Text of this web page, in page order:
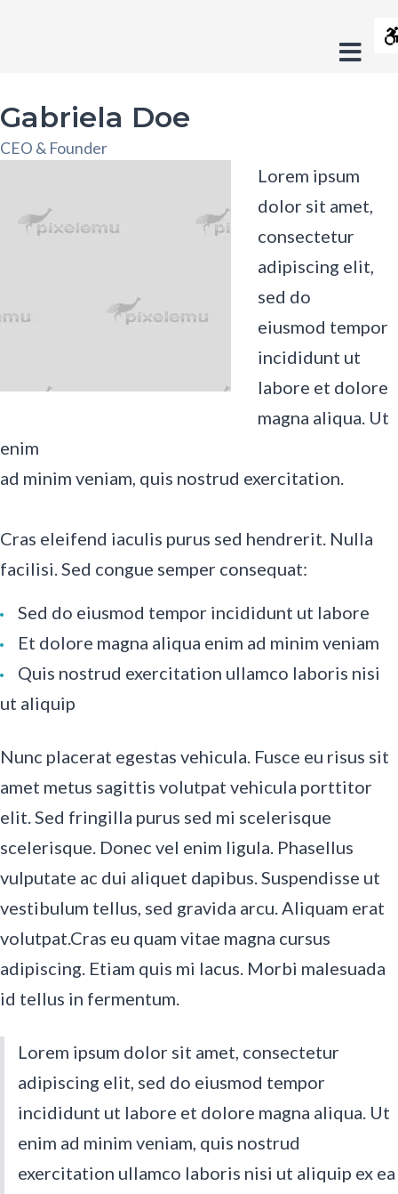
Fundacja
On
Font
Smaller
Font
Larger
Font
Readable
Font Font
Gabriela Doe
CEO & Founder
Lorem ipsum
dolor sit amet,
consectetur
adipiscing elit,
sed do
eiusmod tempor
incididunt ut
labore et dolore
magna aliqua. Ut
enim
ad minim veniam, quis nostrud exercitation.
Cras eleifend iaculis purus sed hendrerit. Nulla
facilisi. Sed congue semper consequat:
Sed do eiusmod tempor incididunt ut labore
Et dolore magna aliqua enim ad minim veniam
Quis nostrud exercitation ullamco laboris nisi
ut aliquip
Nunc placerat egestas vehicula. Fusce eu risus sit
amet metus sagittis volutpat vehicula porttitor
elit. Sed fringilla purus sed mi scelerisque
scelerisque. Donec vel enim ligula. Phasellus
vulputate ac dui aliquet dapibus. Suspendisse ut
vestibulum tellus, sed gravida arcu. Aliquam erat
volutpat.Cras eu quam vitae magna cursus
adipiscing. Etiam quis mi lacus. Morbi malesuada
id tellus in fermentum.
Lorem ipsum dolor sit amet, consectetur
adipiscing elit, sed do eiusmod tempor
incididunt ut labore et dolore magna aliqua. Ut
enim ad minim veniam, quis nostrud
exercitation ullamco laboris nisi ut aliquip ex ea